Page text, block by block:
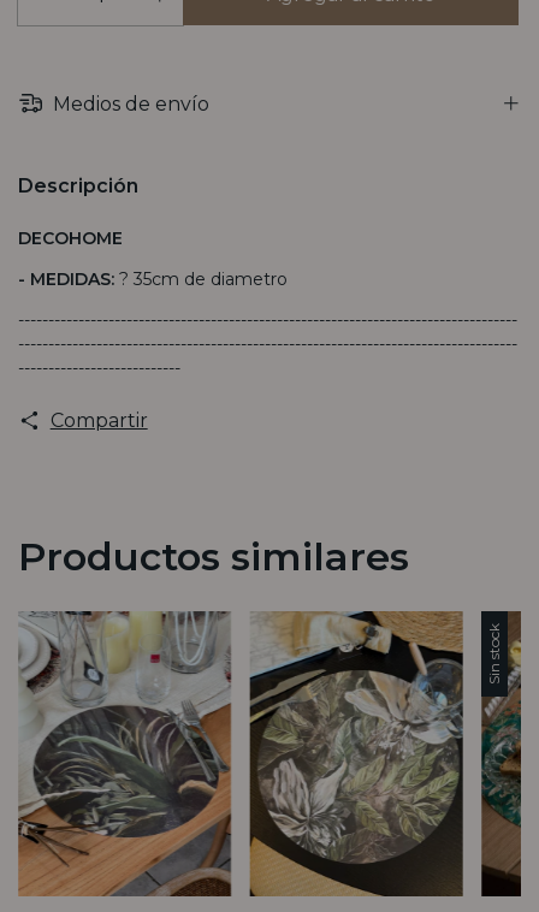
Medios de envío
Descripción
DECOHOME
- MEDIDAS: ? 35cm de diametro
-----------------------------------------------------------------------------------
-----------------------------------------------------------------------------------
---------------------------
Compartir
Productos similares
Sin stock